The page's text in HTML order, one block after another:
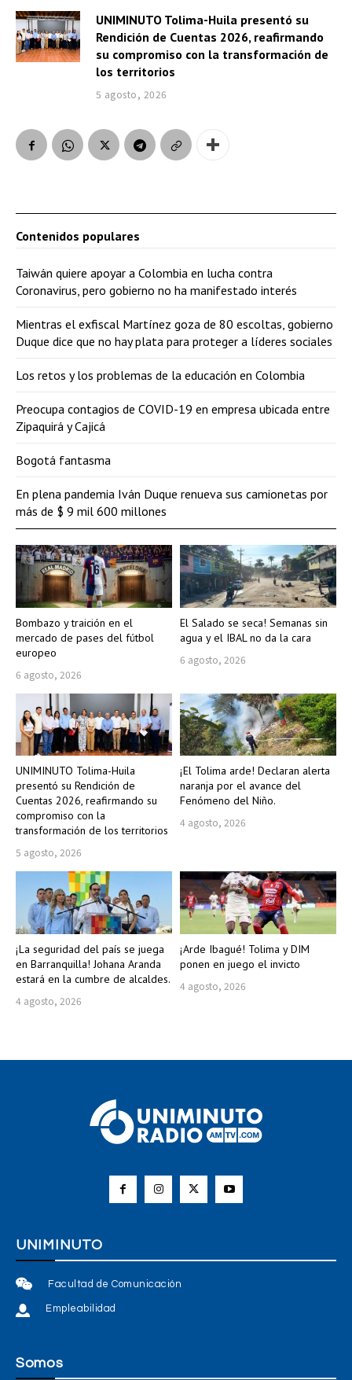
UNIMINUTO Tolima-Huila presentó su
Rendición de Cuentas 2026, reafirmando
su compromiso con la transformación de
los territorios
5 agosto, 2026
Bombazo y traición en el
mercado de pases del fútbol
europeo
6 agosto, 2026
El Salado se seca! Semanas sin
agua y el IBAL no da la cara
6 agosto, 2026
UNIMINUTO Tolima-Huila
presentó su Rendición de
Cuentas 2026, reafirmando su
compromiso con la
transformación de los territorios
5 agosto, 2026
¡El Tolima arde! Declaran alerta
naranja por el avance del
Fenómeno del Niño.
4 agosto, 2026
¡La seguridad del país se juega
en Barranquilla! Johana Aranda
estará en la cumbre de alcaldes.
4 agosto, 2026
¡Arde Ibagué! Tolima y DIM
ponen en juego el invicto
4 agosto, 2026
Contenidos populares
Taiwán quiere apoyar a Colombia en lucha contra
Coronavirus, pero gobierno no ha manifestado interés
Mientras el exfiscal Martínez goza de 80 escoltas, gobierno
Duque dice que no hay plata para proteger a líderes sociales
Los retos y los problemas de la educación en Colombia
Preocupa contagios de COVID-19 en empresa ubicada entre
Zipaquirá y Cajicá
Bogotá fantasma
En plena pandemia Iván Duque renueva sus camionetas por
más de $ 9 mil 600 millones
UNIMINUTO
Facultad de Comunicación
Empleabilidad
Somos